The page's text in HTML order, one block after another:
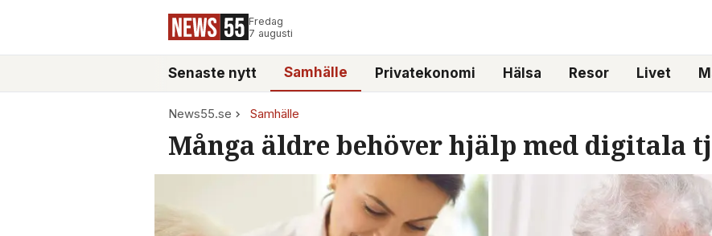
Fredag
7 augusti
Senaste nytt Samhälle Privatekonomi Hälsa Resor Livet
News55.se Samhälle
Många äldre behöver hjälp med digitala